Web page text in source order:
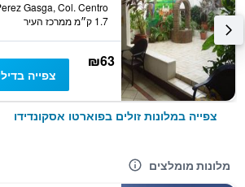
1.7 ק״מ ממרכז העיר
₪63
צפייה
צפייה במלונות זולים בפוארטו אסקונדידו
מלונות מומלצים